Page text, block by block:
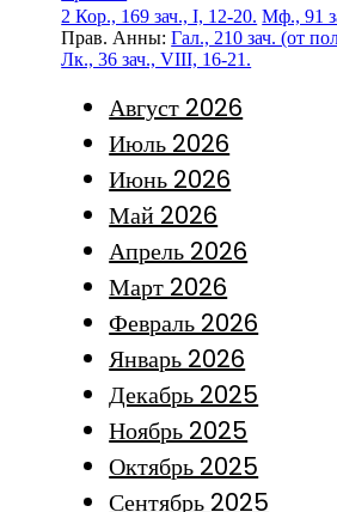
2 Кор., 169 зач., I, 12-20. Мф., 91
Прав. Анны:Гал., 210 зач. (от
Лк., 36 зач., VIII, 16-21.
Август 2026
Июль 2026
Июнь 2026
Май 2026
Апрель 2026
Март 2026
Февраль 2026
Январь 2026
Декабрь 2025
Ноябрь 2025
Октябрь 2025
Сентябрь 2025